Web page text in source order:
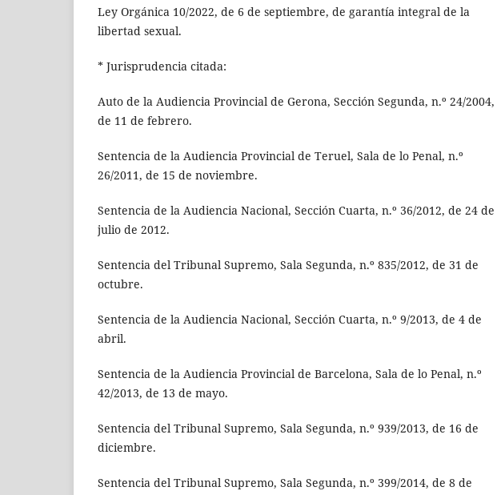
Ley Orgánica 10/2022, de 6 de septiembre, de garantía integral de la
libertad sexual.
* Jurisprudencia citada:
Auto de la Audiencia Provincial de Gerona, Sección Segunda, n.º 24/2004,
de 11 de febrero.
Sentencia de la Audiencia Provincial de Teruel, Sala de lo Penal, n.º
26/2011, de 15 de noviembre.
Sentencia de la Audiencia Nacional, Sección Cuarta, n.º 36/2012, de 24 de
julio de 2012.
Sentencia del Tribunal Supremo, Sala Segunda, n.º 835/2012, de 31 de
octubre.
Sentencia de la Audiencia Nacional, Sección Cuarta, n.º 9/2013, de 4 de
abril.
Sentencia de la Audiencia Provincial de Barcelona, Sala de lo Penal, n.º
42/2013, de 13 de mayo.
Sentencia del Tribunal Supremo, Sala Segunda, n.º 939/2013, de 16 de
diciembre.
Sentencia del Tribunal Supremo, Sala Segunda, n.º 399/2014, de 8 de